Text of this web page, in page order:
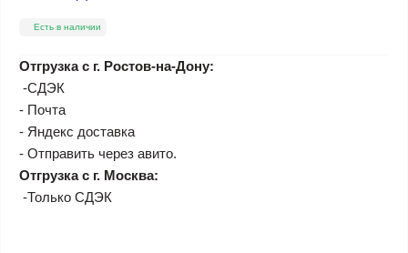
Есть в наличии
Отгрузка с г. Ростов-на-Дону:
-СДЭК
- Почта
- Яндекс доставка
- Отправить через авито.
Отгрузка с г. Москва:
-Только СДЭК